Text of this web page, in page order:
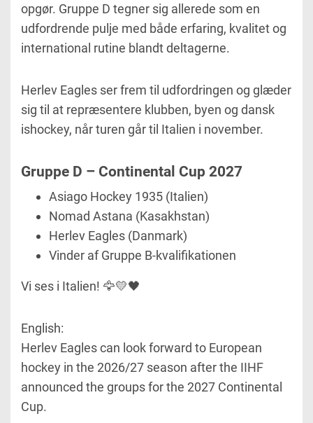
opgør. Gruppe D tegner sig allerede som en
udfordrende pulje med både erfaring, kvalitet og
international rutine blandt deltagerne.
Herlev Eagles ser frem til udfordringen og glæder
sig til at repræsentere klubben, byen og dansk
ishockey, når turen går til Italien i november.
Gruppe D – Continental Cup 2027
Asiago Hockey 1935 (Italien)
Nomad Astana (Kasakhstan)
Herlev Eagles (Danmark)
Vinder af Gruppe B-kvalifikationen
Vi ses i Italien! 🦅💛🖤
English:
Herlev Eagles can look forward to European
hockey in the 2026/27 season after the IIHF
announced the groups for the 2027 Continental
Cup.